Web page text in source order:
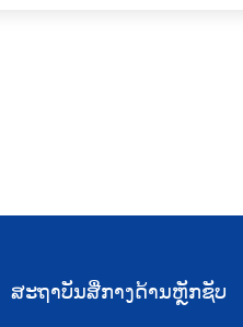
ສະຖາບັນສື່ກາງດ້ານຫຼັກຊັບ